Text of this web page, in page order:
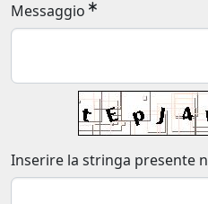
Messaggio
Inserire la stringa presente